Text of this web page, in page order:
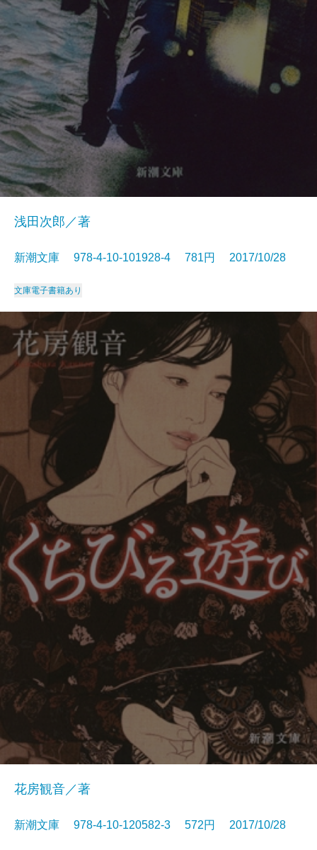
浅田次郎／著
新潮文庫 978-4-10-101928-4 781円 2017/10/28
文庫電子書籍あり
花房観音／著
新潮文庫 978-4-10-120582-3 572円 2017/10/28